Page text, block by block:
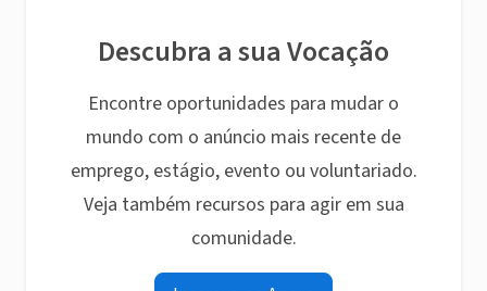
Descubra a sua Vocação
Encontre oportunidades para mudar o
mundo com o anúncio mais recente de
emprego, estágio, evento ou voluntariado.
Veja também recursos para agir em sua
comunidade.